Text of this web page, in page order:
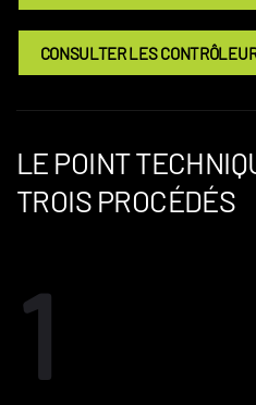
CONSULTER LES
LE POINT
TROIS PROCÉDÉS
1